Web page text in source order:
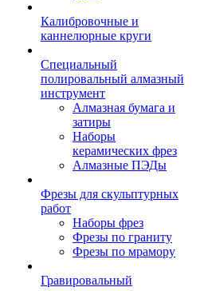
Калибровочные и
каннелюрные круги
Специальный
полировальный алмазный
инструмент
Алмазная бумага и
затиры
Наборы
керамических фрез
Алмазные ПЭДы
Фрезы для скульптурных
работ
Наборы фрез
Фрезы по граниту
Фрезы по мрамору
Гравировальный